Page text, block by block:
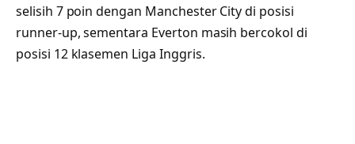
selisih 7 poin dengan Manchester City di posisi
runner-up, sementara Everton masih bercokol di
posisi 12 klasemen Liga Inggris.